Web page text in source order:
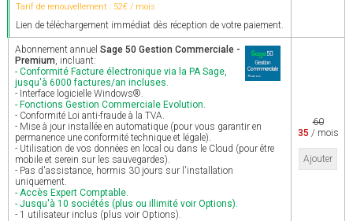
Tarif de renouvellement : 52€ / mois
Lien de téléchargement immédiat dès réception de votre paiement.
Abonnement annuel Sage 50 Gestion Commerciale -
Premium, incluant:
- Conformité Facture électronique via la PA Sage,
jusqu'à 6000 factures/an incluses.
- Interface logicielle Windows®.
- Fonctions Gestion Commerciale Evolution.
- Conformité Loi anti-fraude à la TVA.
- Mise à jour installée en automatique (pour vous garantir en
permanence une conformité technique et légale).
- Utilisation de vos données en local ou dans le Cloud (pour être
mobile et serein sur les sauvegardes).
- Pas d'assistance, hormis 30 jours sur l'installation
uniquement.
- Accès Expert Comptable.
- Jusqu'à 10 sociétés (plus ou illimité voir Options).
- 1 utilisateur inclus (plus voir Options).
60
35 / mois
Ajouter